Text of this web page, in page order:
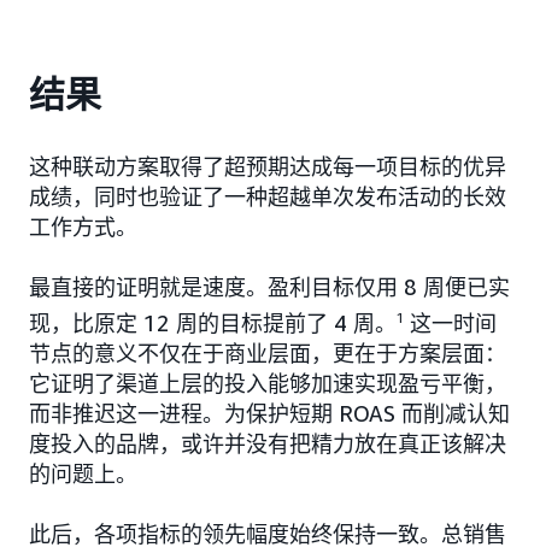
结果
这种联动方案取得了超预期达成每一项目标的优异
成绩，同时也验证了一种超越单次发布活动的长效
工作方式。
最直接的证明就是速度。盈利目标仅用 8 周便已实
现，比原定 12 周的目标提前了 4 周。
1 这一时间
节点的意义不仅在于商业层面，更在于方案层面：
它证明了渠道上层的投入能够加速实现盈亏平衡，
而非推迟这一进程。为保护短期 ROAS 而削减认知
度投入的品牌，或许并没有把精力放在真正该解决
的问题上。
此后，各项指标的领先幅度始终保持一致。总销售